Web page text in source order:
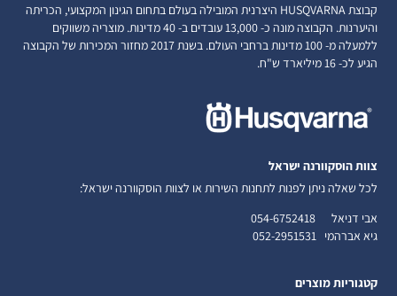
קבוצת HUSQVARNA היצרנית המובילה בעולם בתחום הגינון המקצועי, הכריתה
והיערנות. הקבוצה מונה כ- 13,000 עובדים ב- 40 מדינות. מוצריה משווקים
ללמעלה מ- 100 מדינות ברחבי העולם. בשנת 2017 מחזור המכירות של הקבוצה
הגיע לכ- 16 מיליארד ש"ח.
צוות הוסקוורנה ישראל
לכל שאלה ניתן לפנות לתחנות השירות או לצוות הוסקוורנה ישראל:
אבי דניאל 054-6752418
גיא אברהמי 052-2951531
קטגוריות מוצרים